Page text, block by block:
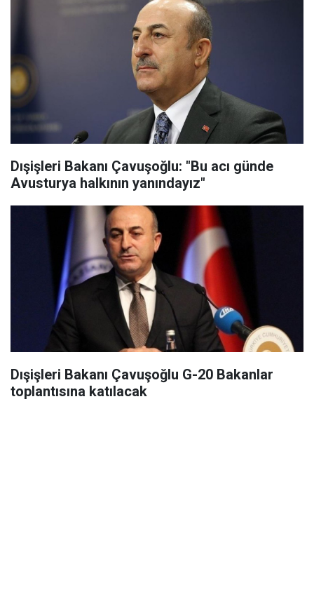
Dışişleri Bakanı Çavuşoğlu: "Bu acı günde
Avusturya halkının yanındayız"
Dışişleri Bakanı Çavuşoğlu G-20 Bakanlar
toplantısına katılacak